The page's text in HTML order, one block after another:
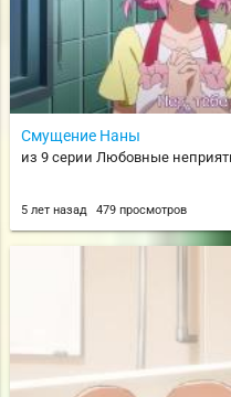
Смущение Наны
из 9 серии Любовные
5 лет назад 479 просмотров